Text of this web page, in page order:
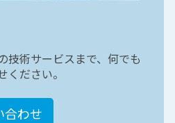
技術サービスまで、何でも
ださい。
合わせ